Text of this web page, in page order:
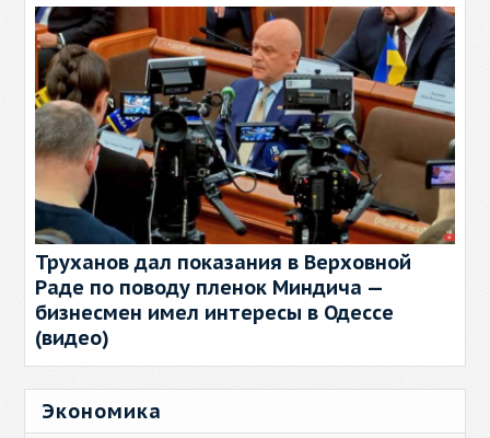
Труханов дал показания в Верховной
Раде по поводу пленок Миндича —
бизнесмен имел интересы в Одессе
(видео)
Экономика